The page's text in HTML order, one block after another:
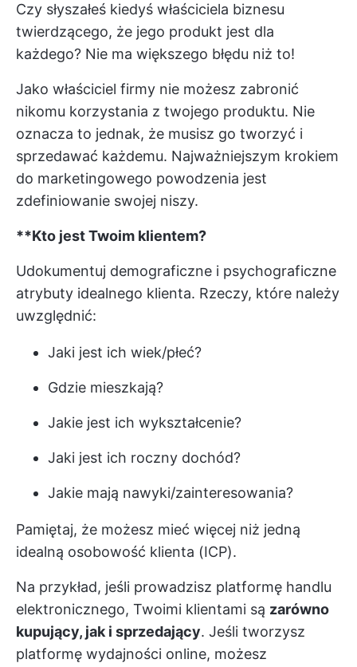
Czy słyszałeś kiedyś właściciela biznesu
twierdzącego, że jego produkt jest dla
każdego? Nie ma większego błędu niż to!
Jako właściciel firmy nie możesz zabronić
nikomu korzystania z twojego produktu. Nie
oznacza to jednak, że musisz go tworzyć i
sprzedawać każdemu. Najważniejszym krokiem
do marketingowego powodzenia jest
zdefiniowanie swojej niszy.
**Kto jest Twoim klientem?
Udokumentuj demograficzne i psychograficzne
atrybuty idealnego klienta. Rzeczy, które należy
uwzględnić:
Jaki jest ich wiek/płeć?
Gdzie mieszkają?
Jakie jest ich wykształcenie?
Jaki jest ich roczny dochód?
Jakie mają nawyki/zainteresowania?
Pamiętaj, że możesz mieć więcej niż jedną
idealną osobowość klienta (ICP).
Na przykład, jeśli prowadzisz platformę handlu
elektronicznego, Twoimi klientami są zarówno
kupujący, jak i sprzedający. Jeśli tworzysz
platformę wydajności online, możesz